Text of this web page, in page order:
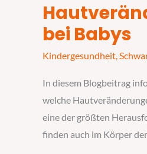
bei Babys
Kindergesundheit,
In diesem Blogbeitrag
welche
eine der größten
finden auch im Körper
Hautveränderungen
in
Schwangerschaft
und
bei
Babys